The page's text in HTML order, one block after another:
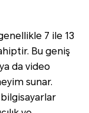
7 ile 13
Bu geniş
da video
sunar.